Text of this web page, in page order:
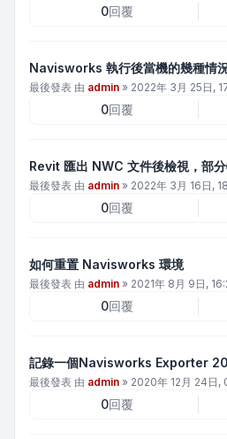
0回覆
Navisworks 執行後當機的幾種情
最後發表 由 admin » 2022年 3月 25日,
0回覆
Revit 匯出 NWC 文件後檢視，部
最後發表 由 admin » 2022年 3月 16日,
0回覆
如何重置 Navisworks 環境
最後發表 由 admin » 2021年 8月 9日,
0回覆
記錄一個Navisworks Exporter
最後發表 由 admin » 2020年 12月 24日,
0回覆